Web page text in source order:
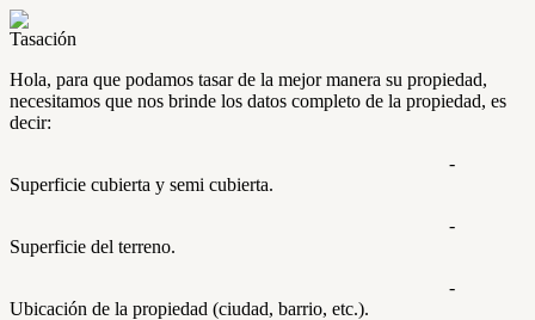
Tasación
Hola, para que podamos tasar de la mejor manera su propiedad,
necesitamos que nos brinde los datos completo de la propiedad, es
decir:
-
Superficie cubierta y semi cubierta.
-
Superficie del terreno.
-
Ubicación de la propiedad (ciudad, barrio, etc.).